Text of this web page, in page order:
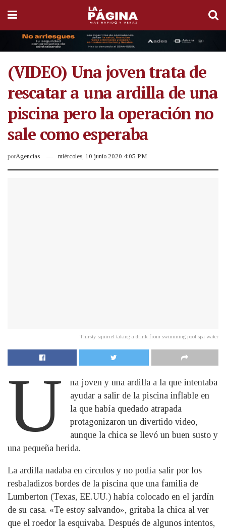
(VIDEO) Una joven trata de
rescatar a una ardilla de una
piscina pero la operación no
sale como esperaba
porAgencias miércoles, 10 junio 2020 4:05 PM
Thirsty squirrel taking a drink from swimming pool spa water
U
na joven y una ardilla a la que intentaba
ayudar a salir de la piscina inflable en
la que había quedado atrapada
protagonizaron un divertido video,
aunque la chica se llevó un buen susto y
una pequeña herida.
La ardilla nadaba en círculos y no podía salir por los
resbaladizos bordes de la piscina que una familia de
Lumberton (Texas, EE.UU.) había colocado en el jardín
de su casa. «Te estoy salvando», gritaba la chica al ver
que el roedor la esquivaba. Después de algunos intentos,